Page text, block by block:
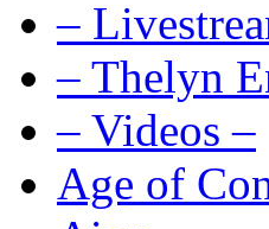
–
– Thelyn
– Videos –
Age of